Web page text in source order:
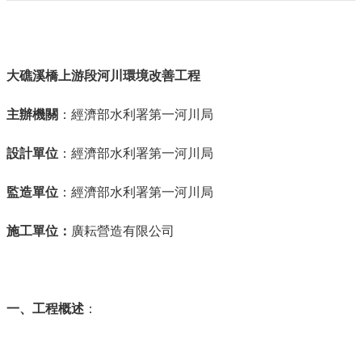
大礁溪橋上游段河川環境改善工程
主辦機關 ：經濟部水利署第一河川局
設計單位 ：經濟部水利署第一河川局
監造單位 ：經濟部水利署第一河川局
施工單位： 廣耘營造有限公司
一、工程概述 ：